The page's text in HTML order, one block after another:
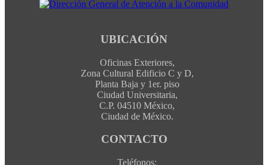
UBICACIÓN
Oficinas Exteriores,
Zona Cultural Edificio C y D,
Planta Baja y 1er. piso
Ciudad Universitaria,
C.P. 04510 México,
Ciudad de México.
CONTACTO
Teléfonos: